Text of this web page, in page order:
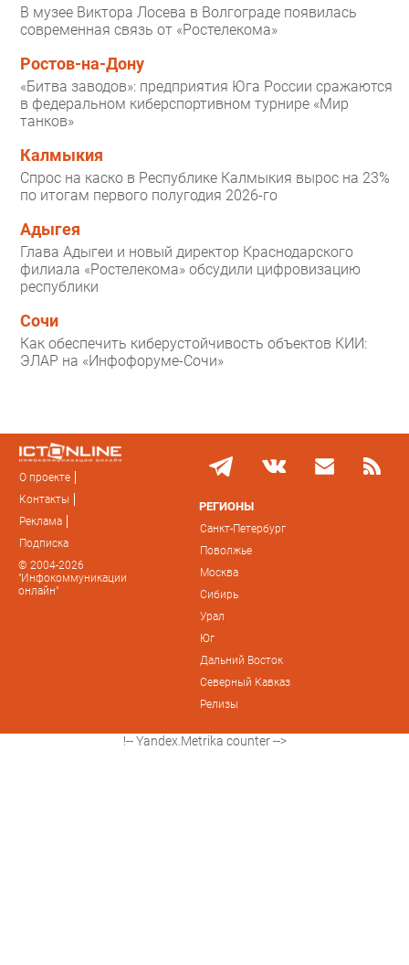
В музее Виктора Лосева в Волгограде появилась
современная связь от «Ростелекома»
Ростов-на-Дону
«Битва заводов»: предприятия Юга России сражаются
в федеральном киберспортивном турнире «Мир
танков»
Калмыкия
Спрос на каско в Республике Калмыкия вырос на 23%
по итогам первого полугодия 2026-го
Адыгея
Глава Адыгеи и новый директор Краснодарского
филиала «Ростелекома» обсудили цифровизацию
республики
Сочи
Как обеспечить киберустойчивость объектов КИИ:
ЭЛАР на «Инфофоруме-Сочи»
О проекте
Контакты
Реклама
Подписка
© 2004-2026
"Инфокоммуникации
онлайн"
РЕГИОНЫ
Санкт-Петербург
Поволжье
Москва
Сибирь
Урал
Юг
Дальний Восток
Северный Кавказ
Релизы
!-- Yandex.Metrika counter -->